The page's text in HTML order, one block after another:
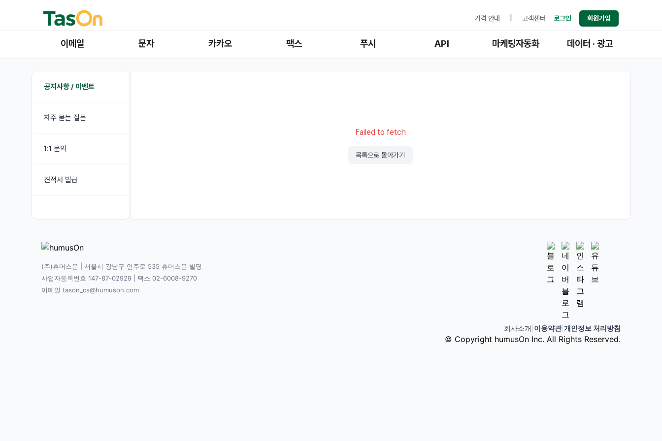
가격 안내 고객센터 로그인 회원가입
이메일 문자 카카오 팩스 푸시 API 마케팅자동화 데이터 · 광고
공지사항 / 이벤트
자주 묻는 질문
1:1 문의
견적서 발급
Failed to fetch
목록으로 돌아가기
(주)휴머스온 | 서울시 강남구 언주로 535 휴머스온 빌딩
사업자등록번호 147-87-02929 | 팩스 02-6008-9270
이메일 tason_cs@humuson.com
회사소개 이용약관| 개인정보 처리방침
© Copyright humusOn Inc. All Rights Reserved.